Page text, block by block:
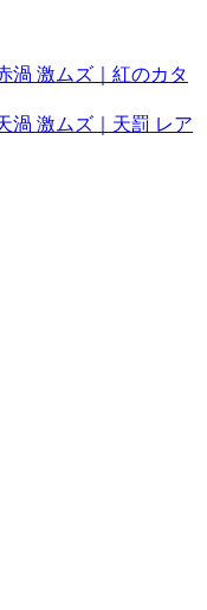
渦 激ムズ｜紅のカタ
渦 激ムズ｜天罰 レア